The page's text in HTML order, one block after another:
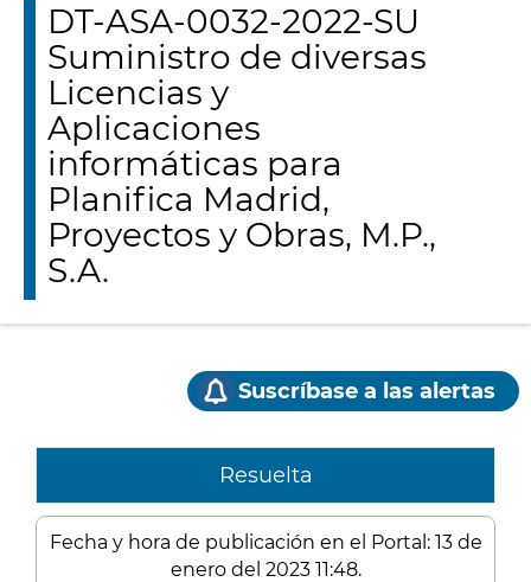
DT-ASA-0032-2022-SU
Suministro de diversas
Licencias y
Aplicaciones
informáticas para
Planifica Madrid,
Proyectos y Obras, M.P.,
S.A.
Suscríbase a las alertas
Resuelta
Fecha y hora de publicación en el Portal: 13 de
enero del 2023 11:48.